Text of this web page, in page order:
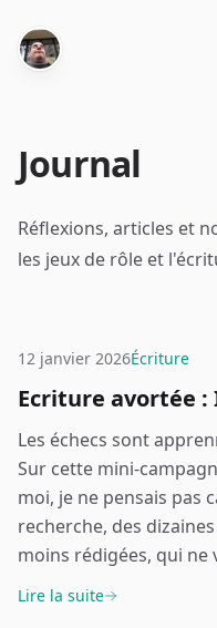
Journal
Réflexions, articles et
les jeux de rôle et
12 janvier 2026Écriture
Ecriture avortée
Les échecs sont
Sur cette mini-
moi, je ne pensais pas
recherche, des
moins rédigées, qui ne
Lire la suite